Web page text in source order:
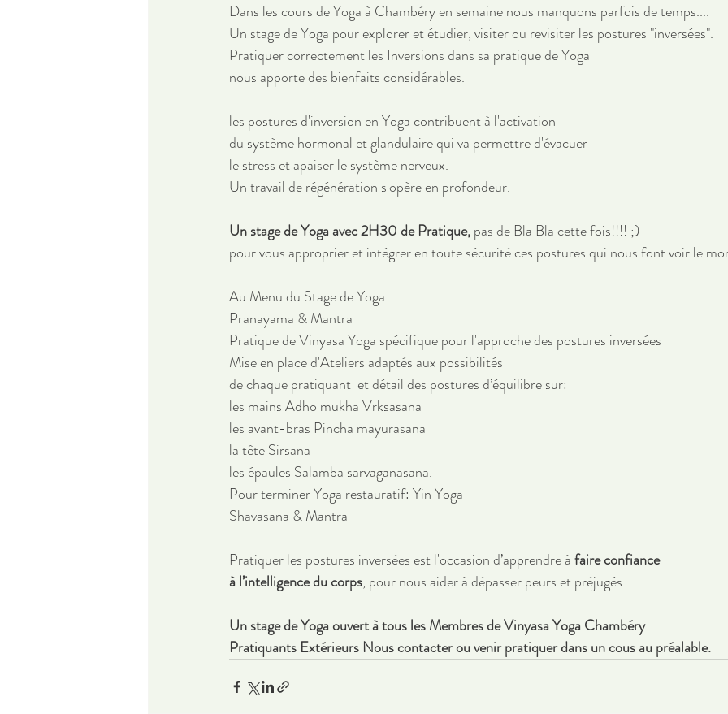
Dans les cours de Yoga à Chambéry en semaine nous manquons parfois de temps....
Un stage de Yoga pour explorer et étudier, visiter ou revisiter les postures "inversées".
Pratiquer correctement les Inversions dans sa pratique de Yoga
nous apporte des bienfaits considérables.
les postures d'inversion en Yoga contribuent à l'activation
du système hormonal et glandulaire qui va permettre d'évacuer
le stress et apaiser le système nerveux.
Un travail de régénération s'opère en profondeur.
Un stage de Yoga avec 2H30 de Pratique, pas de Bla Bla cette fois!!!! ;)
pour vous approprier et intégrer en toute sécurité ces postures qui nous font voir le
Au Menu du Stage de Yoga
Pranayama & Mantra
Pratique de Vinyasa Yoga spécifique pour l'approche des postures inversées
Mise en place d'Ateliers adaptés aux possibilités
de chaque pratiquant  et détail des postures d’équilibre sur:
les mains Adho mukha Vrksasana
les avant-bras Pincha mayurasana
la tête Sirsana
les épaules Salamba sarvaganasana.
Pour terminer Yoga restauratif: Yin Yoga
Shavasana & Mantra
Pratiquer les postures inversées est l'occasion d’apprendre à faire confiance
à l’intelligence du corps, pour nous aider à dépasser peurs et préjugés.
Un stage de Yoga ouvert à tous les Membres de Vinyasa Yoga Chambéry
Pratiquants Extérieurs Nous contacter ou venir pratiquer dans un cous au préalable.